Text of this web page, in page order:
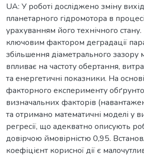
UA: У роботі досліджено зміну
планетарного гідромотора в процесі
урахуванням його технічного
ключовим фактором деградації
збільшення діаметрального зазору
впливає на частоту обертання,
та енергетичні показники. На
факторного експерименту
визначальних факторів
та отримано математичні моделі у
регресії, що адекватно описують
довірчою ймовірністю 0,95.
коефіцієнт корисної дії є